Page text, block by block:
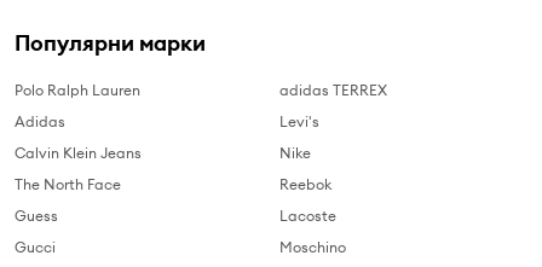
Популярни марки
Polo Ralph Lauren
Adidas
Calvin Klein Jeans
The North Face
Guess
Gucci
adidas TERREX
Levi's
Nike
Reebok
Lacoste
Moschino